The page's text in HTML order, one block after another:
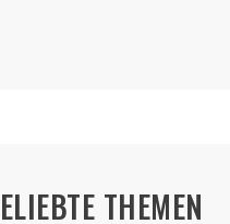
THEMEN